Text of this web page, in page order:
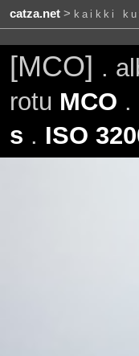
catza.net> kaikki
[MCO] .
rotu MCO .
s . ISO